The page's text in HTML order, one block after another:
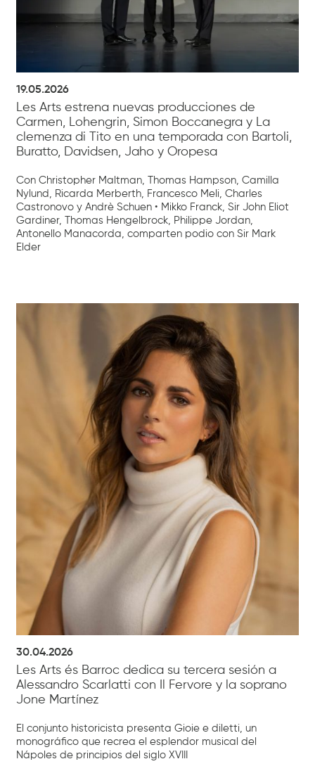
19.05.2026
Les Arts estrena nuevas producciones de
Carmen, Lohengrin, Simon Boccanegra y La
clemenza di Tito en una temporada con Bartoli,
Buratto, Davidsen, Jaho y Oropesa
Con Christopher Maltman, Thomas Hampson, Camilla
Nylund, Ricarda Merberth, Francesco Meli, Charles
Castronovo y Andrè Schuen • Mikko Franck, Sir John Eliot
Gardiner, Thomas Hengelbrock, Philippe Jordan,
Antonello Manacorda, comparten podio con Sir Mark
Elder
30.04.2026
Les Arts és Barroc dedica su tercera sesión a
Alessandro Scarlatti con Il Fervore y la soprano
Jone Martínez
El conjunto historicista presenta Gioie e diletti, un
monográfico que recrea el esplendor musical del
Nápoles de principios del siglo XVIII